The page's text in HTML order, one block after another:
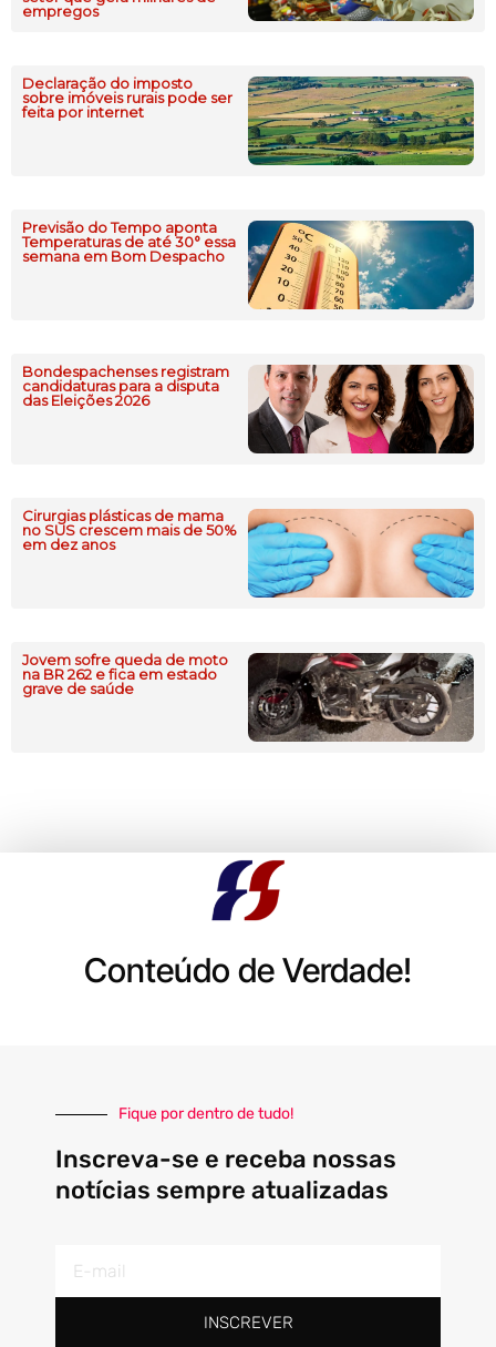
empregos
Declaração do imposto
sobre imóveis rurais pode ser
feita por internet
Previsão do Tempo aponta
Temperaturas de até 30° essa
semana em Bom Despacho
Bondespachenses registram
candidaturas para a disputa
das Eleições 2026
Cirurgias plásticas de mama
no SUS crescem mais de 50%
em dez anos
Jovem sofre queda de moto
na BR 262 e fica em estado
grave de saúde
Conteúdo de Verdade!
Fique por dentro de tudo!
Inscreva-se e receba nossas
notícias sempre atualizadas
mail
INSCREVER